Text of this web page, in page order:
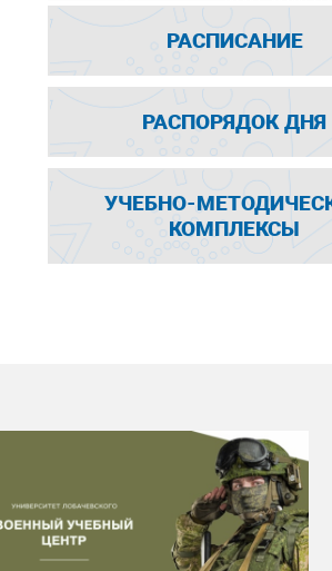
РАСПИСАНИЕ
РАСПОРЯДОК ДНЯ
УЧЕБНО-
КОМПЛЕКСЫ